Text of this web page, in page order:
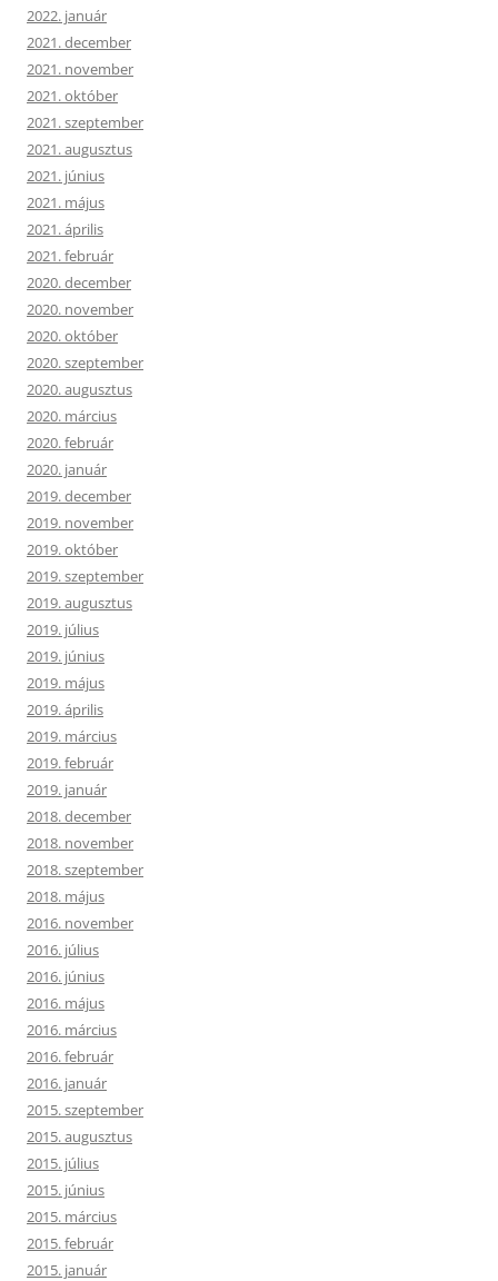
2022. január
2021. december
2021. november
2021. október
2021. szeptember
2021. augusztus
2021. június
2021. május
2021. április
2021. február
2020. december
2020. november
2020. október
2020. szeptember
2020. augusztus
2020. március
2020. február
2020. január
2019. december
2019. november
2019. október
2019. szeptember
2019. augusztus
2019. július
2019. június
2019. május
2019. április
2019. március
2019. február
2019. január
2018. december
2018. november
2018. szeptember
2018. május
2016. november
2016. július
2016. június
2016. május
2016. március
2016. február
2016. január
2015. szeptember
2015. augusztus
2015. július
2015. június
2015. március
2015. február
2015. január